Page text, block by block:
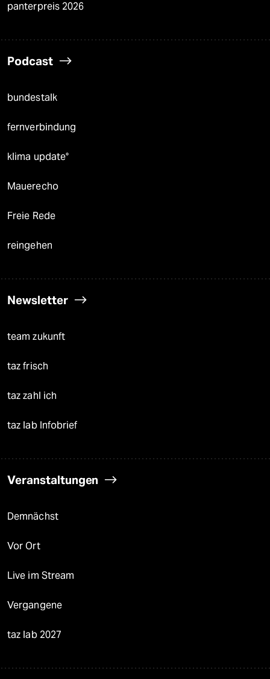
panterpreis 2026
Podcast
bundestalk
fernverbindung
klima update°
Mauerecho
Freie Rede
reingehen
Newsletter
team zukunft
taz frisch
taz zahl ich
taz lab Infobrief
Veranstaltungen
Demnächst
Vor Ort
Live im Stream
Vergangene
taz lab 2027